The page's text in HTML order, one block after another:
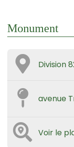
Monument
Division
avenue
Voir le